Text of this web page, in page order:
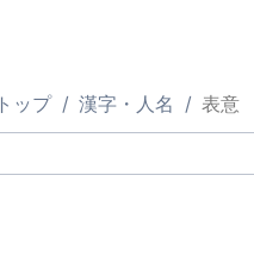
トップ 漢字・人名 表意